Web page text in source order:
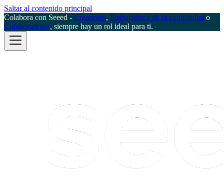
Saltar al contenido principal
Colabora con Seeed - Creadores, Embajador/a de la comunidad o
Colaboradores, siempre hay un rol ideal para ti.